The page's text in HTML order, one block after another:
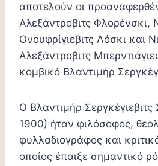
αποτελούν οι
Αλεξάντροβιτς Φλορένσκι,
Ονουφρίγιεβιτς Λόσκι και
Αλεξάντροβιτς
κομβικό Βλαντιμήρ
Ο Βλαντιμήρ
1900) ήταν φιλόσοφος,
φυλλαδιογράφος και
οποίος έπαιξε σημαντικό